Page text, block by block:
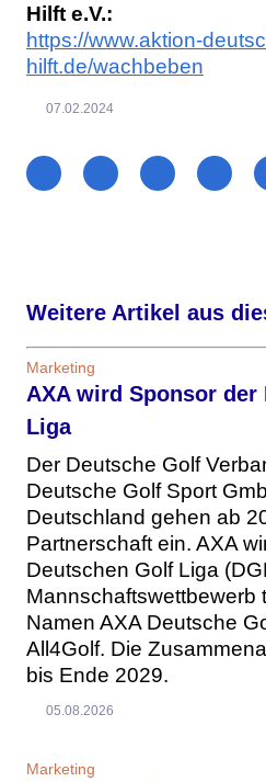
Hilft e.V.:
https://www.aktion-
hilft.de/wachbeben
07.02.2024
Weitere Artikel aus
Marketing
AXA wird Sponsor der
Liga
Der Deutsche Golf
Deutsche Golf Sport
Deutschland gehen ab
Partnerschaft ein. AXA
Deutschen Golf Liga
Mannschaftswettbewerb
Namen AXA Deutsche
All4Golf. Die
bis Ende 2029.
05.08.2026
Marketing